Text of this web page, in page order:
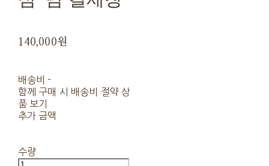
140,000원
배송비 -
함께 구매 시 배송비 절약 상
품 보기
추가 금액
수량